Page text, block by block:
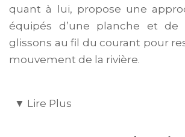
quant à lui, propose une
équipés d’une planche et de
glissons au fil du courant pour
mouvement de la rivière.
Découvrir les
▼ Lire Plus